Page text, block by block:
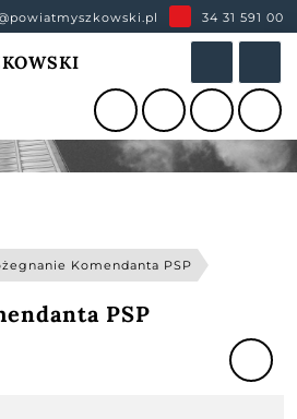
34 31 591 00
Komendanta PSP
PSP